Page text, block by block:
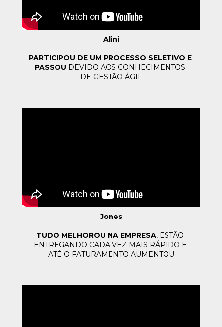
Jones
TUDO MELHOROU NA EMPRESA, ESTÃO
ENTREGANDO CADA VEZ MAIS RÁPIDO E
ATÉ O FATURAMENTO AUMENTOU
Alini
PARTICIPOU DE UM PROCESSO SELETIVO E
PASSOU DEVIDO AOS CONHECIMENTOS
DE GESTÃO ÁGIL